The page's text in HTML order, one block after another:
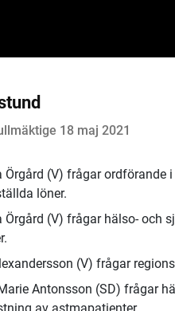
18 maj 2021
Örgård (V) frågar
löner.
Örgård (V) frågar hälso- och
(V) frågar
Antonsson (SD) frågar